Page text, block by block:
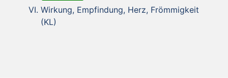
Wirkung, Empfindung, Herz, Frömmigkeit
(KL)